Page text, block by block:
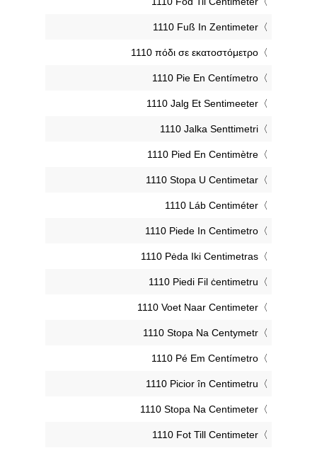
‎1110 Fuß In Zentimeter
‎1110 πόδι σε εκατοστόμετρο
‎1110 Pie En Centímetro
‎1110 Jalg Et Sentimeeter
‎1110 Jalka Senttimetri
‎1110 Pied En Centimètre
‎1110 Stopa U Centimetar
‎1110 Láb Centiméter
‎1110 Piede In Centimetro
‎1110 Pėda Iki Centimetras
‎1110 Piedi Fil ċentimetru
‎1110 Voet Naar Centimeter
‎1110 Stopa Na Centymetr
‎1110 Pé Em Centímetro
‎1110 Picior în Centimetru
‎1110 Stopa Na Centimeter
‎1110 Fot Till Centimeter